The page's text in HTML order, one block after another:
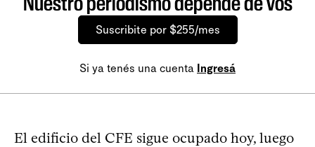
Suscribite por $255/mes
Si ya tenés una cuenta Ingresá
El edificio del CFE sigue ocupado hoy, luego